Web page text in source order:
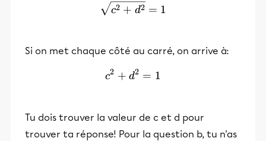
\sqrt{c^{2}+d^{2}}=1
c2 + d2 = 1
Si on met chaque côté au carré, on arrive à:
c^{2}+d^{2} =1
c2 + d2 = 1
Tu dois trouver la valeur de c et d pour
trouver ta réponse! Pour la question b, tu n'as